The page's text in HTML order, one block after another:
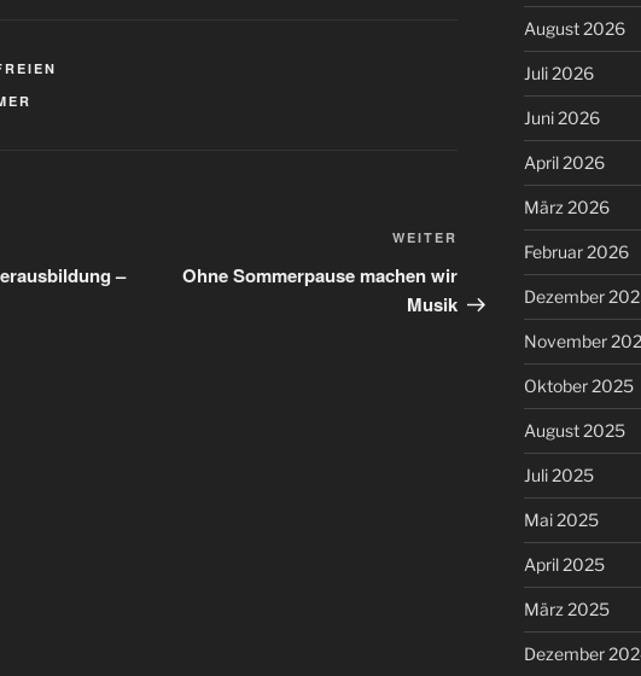
–
Nächster
Beitrag
WEITER
Ohne Sommerpause machen wir
Musik
August 2026
Juli 2026
Juni 2026
April 2026
März 2026
Februar 2026
Dezember
November
Oktober 2025
August 2025
Juli 2025
Mai 2025
April 2025
März 2025
Dezember